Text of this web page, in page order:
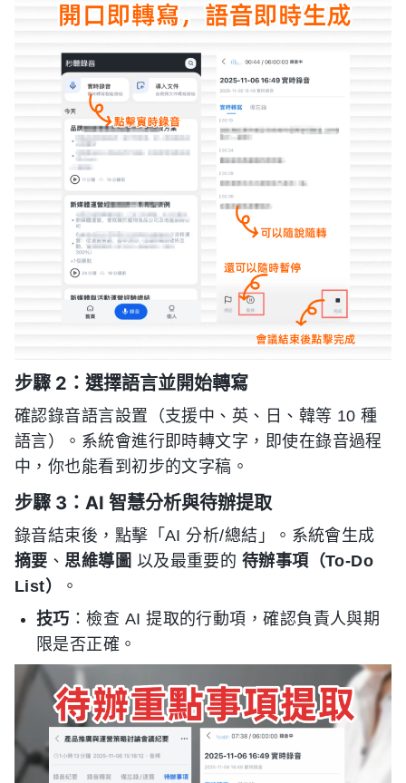
步驟 2：選擇語言並開始轉寫
確認錄音語言設置（支援中、英、日、韓等 10 種
語言）。系統會進行即時轉文字，即使在錄音過程
中，你也能看到初步的文字稿。
步驟 3：AI 智慧分析與待辦提取
錄音結束後，點擊「AI 分析/總結」。系統會生成
摘要 、 思維導圖 以及最重要的 待辦事項（To-Do
List）
。
技巧 ：檢查 AI 提取的行動項，確認負責人與期
限是否正確。